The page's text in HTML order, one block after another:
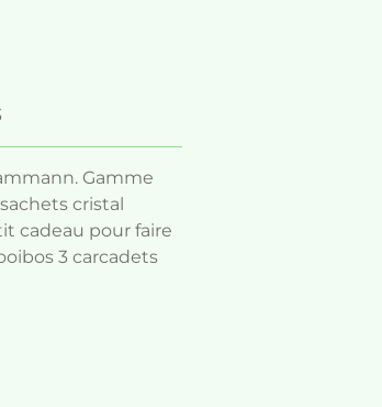
Gamme
cristal
cadeau pour faire
3 carcadets